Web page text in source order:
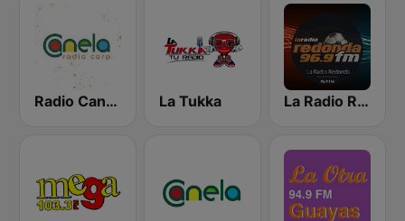
Radio Canela Quito La Tukka La Radio Redonda 96.9 FM